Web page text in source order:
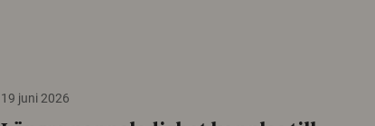
19 juni 2026